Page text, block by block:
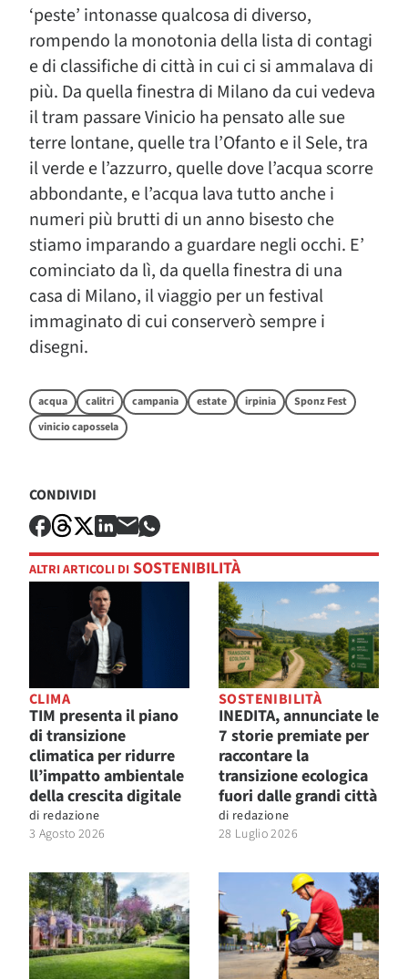
‘peste’ intonasse qualcosa di diverso,
rompendo la monotonia della lista di contagi
e di classifiche di città in cui ci si ammalava di
più. Da quella finestra di Milano da cui vedeva
il tram passare Vinicio ha pensato alle sue
terre lontane, quelle tra l’Ofanto e il Sele, tra
il verde e l’azzurro, quelle dove l’acqua scorre
abbondante, e l’acqua lava tutto anche i
numeri più brutti di un anno bisesto che
stiamo imparando a guardare negli occhi. E’
cominciato da lì, da quella finestra di una
casa di Milano, il viaggio per un festival
immaginato di cui conserverò sempre i
disegni.
acqua calitri campania estate irpinia
Sponz Fest
vinicio capossela
CONDIVIDI
ALTRI ARTICOLI DI SOSTENIBILITÀ
CLIMA
TIM presenta il piano
di transizione
climatica per ridurre
ll’impatto ambientale
della crescita digitale
di redazione
3 Agosto 2026
SOSTENIBILITÀ
INEDITA, annunciate le
7 storie premiate per
raccontare la
transizione ecologica
fuori dalle grandi città
di redazione
28 Luglio 2026